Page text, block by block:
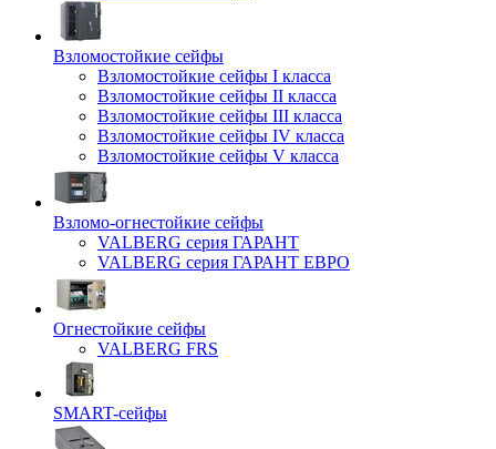
Взломостойкие сейфы
Взломостойкие сейфы I класса
Взломостойкие сейфы II класса
Взломостойкие сейфы III класса
Взломостойкие сейфы IV класса
Взломостойкие сейфы V класса
Взломо-огнестойкие сейфы
VALBERG серия ГАРАНТ
VALBERG серия ГАРАНТ ЕВРО
Огнестойкие сейфы
VALBERG FRS
SMART-сейфы